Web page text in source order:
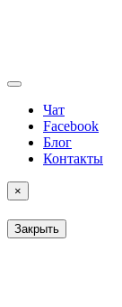
Чат
Facebook
Блог
Контакты
×
Закрыть